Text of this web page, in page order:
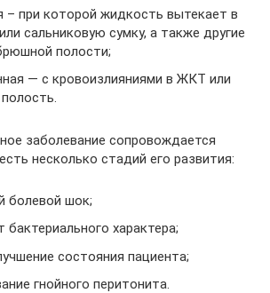
– при которой жидкость вытекает в
сальниковую сумку, а также другие
полости;
— с кровоизлияниями в ЖКТ или
заболевание сопровождается
несколько стадий его развития:
болевой шок;
бактериального характера;
состояния пациента;
гнойного перитонита.